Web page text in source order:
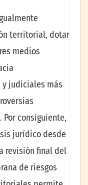
territorial, dotar
medios
judiciales más
consiguiente,
jurídico desde
revisión final del
de riesgos